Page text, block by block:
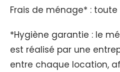
Frais de ménage* :
*Hygiène garantie : le
est réalisé par une
entre chaque location,